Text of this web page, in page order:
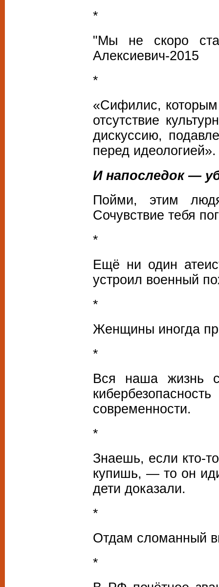
*
"Мы не скоро
Алексиевич-2015
*
«Сифилис,
отсутствие
дискуссию,
перед
И напоследок —
Пойми, этим
Сочувствие тебя
*
Ещё ни один
устроил военный
*
Женщины иногда
*
Вся наша жизнь
современности.
*
Знаешь, если кто-
купишь, — то он
дети доказали.
*
Отдам сломанный
*